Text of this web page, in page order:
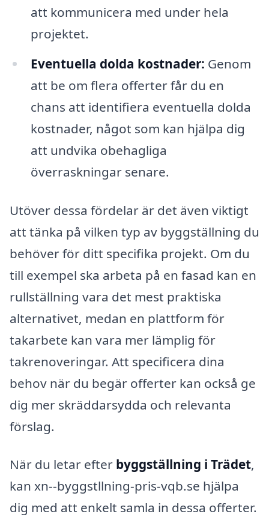
att kommunicera med under hela
projektet.
Eventuella dolda kostnader: Genom
att be om flera offerter får du en
chans att identifiera eventuella dolda
kostnader, något som kan hjälpa dig
att undvika obehagliga
överraskningar senare.
Utöver dessa fördelar är det även viktigt
att tänka på vilken typ av byggställning du
behöver för ditt specifika projekt. Om du
till exempel ska arbeta på en fasad kan en
rullställning vara det mest praktiska
alternativet, medan en plattform för
takarbete kan vara mer lämplig för
takrenoveringar. Att specificera dina
behov när du begär offerter kan också ge
dig mer skräddarsydda och relevanta
förslag.
När du letar efter byggställning i Trädet,
kan xn--byggstllning-pris-vqb.se hjälpa
dig med att enkelt samla in dessa offerter.